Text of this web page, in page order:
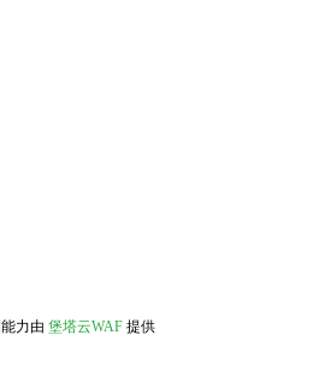
力由 堡塔云WAF 提供